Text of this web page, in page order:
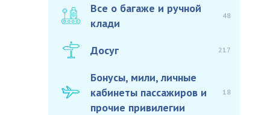
Все о багаже и ручной
клади
48
Досуг 217
Бонусы, мили, личные
кабинеты пассажиров и
прочие привилегии
18